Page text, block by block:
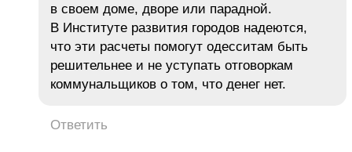
в своем доме, дворе или парадной.
В Институте развития городов надеются,
что эти расчеты помогут одесситам быть
решительнее и не уступать отговоркам
коммунальщиков о том, что денег нет.
Ответить